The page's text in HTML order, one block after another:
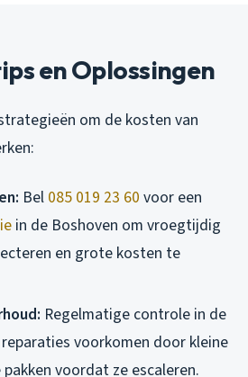
en Oplossingen
om de kosten van
Bel 085 019 23 60 voor een
in de Boshoven om vroegtijdig
en grote kosten te
Regelmatige controle in de
voorkomen door kleine
voordat ze escaleren.